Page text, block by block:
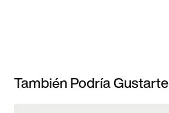
También Podría Gustarte